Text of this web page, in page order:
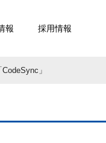
報 採用情報
」